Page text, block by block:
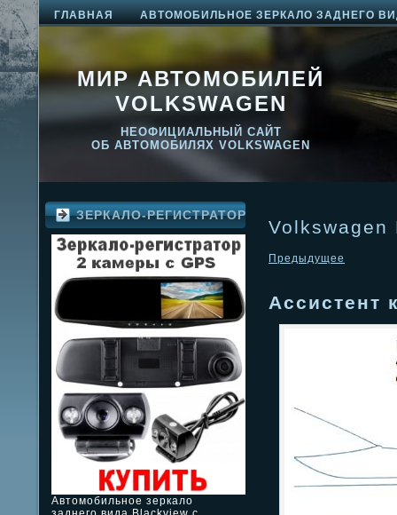
ГЛАВНАЯ АВТОМОБИЛЬНОЕ ЗЕРКАЛО ЗАДНЕГО
МИР АВТОМОБИЛЕЙ
VOLKSWAGEN
НЕОФИЦИАЛЬНЫЙ САЙТ
ОБ АВТОМОБИЛЯХ VOLKSWAGEN
ЗЕРКАЛО-РЕГИСТРАТОР
Автомобильное зеркало
Volkswagen
Предыдущее
Ассистент